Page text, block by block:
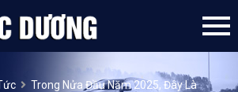
Trong Nửa Đầu Năm 2025, Đây Là